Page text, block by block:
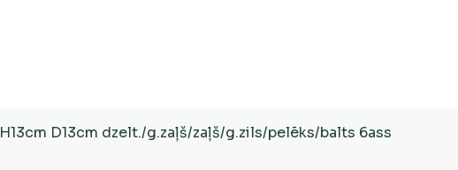
Ātrais skats
D13cm dzelt./g.zaļš/zaļš/g.zils/pelēks/balts 6ass